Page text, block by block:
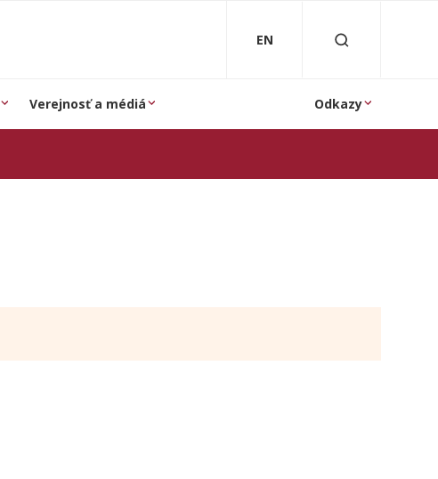
EN
Verejnosť a médiá Odkazy